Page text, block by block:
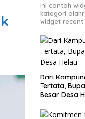
Ini contoh
kategori
widget recent
Dari
Tertata,
Besar Desa